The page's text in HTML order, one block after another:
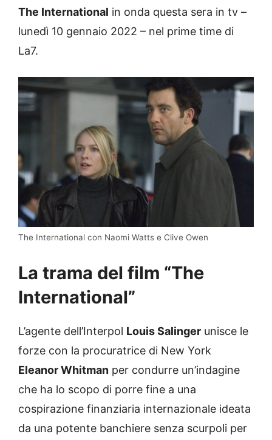
The International in onda questa sera in tv –
lunedì 10 gennaio 2022 – nel prime time di
La7.
The International con Naomi Watts e Clive Owen
La trama del film “The
International”
L’agente dell’Interpol Louis Salinger unisce le
forze con la procuratrice di New York
Eleanor Whitman per condurre un’indagine
che ha lo scopo di porre fine a una
cospirazione finanziaria internazionale ideata
da una potente banchiere senza scurpoli per